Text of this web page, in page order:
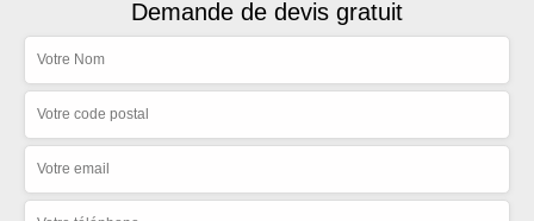
Demande de devis gratuit